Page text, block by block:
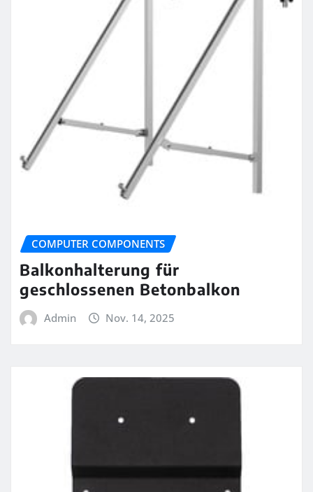
COMPUTER COMPONENTS
Balkonhalterung für
geschlossenen Betonbalkon
Admin Nov. 14, 2025